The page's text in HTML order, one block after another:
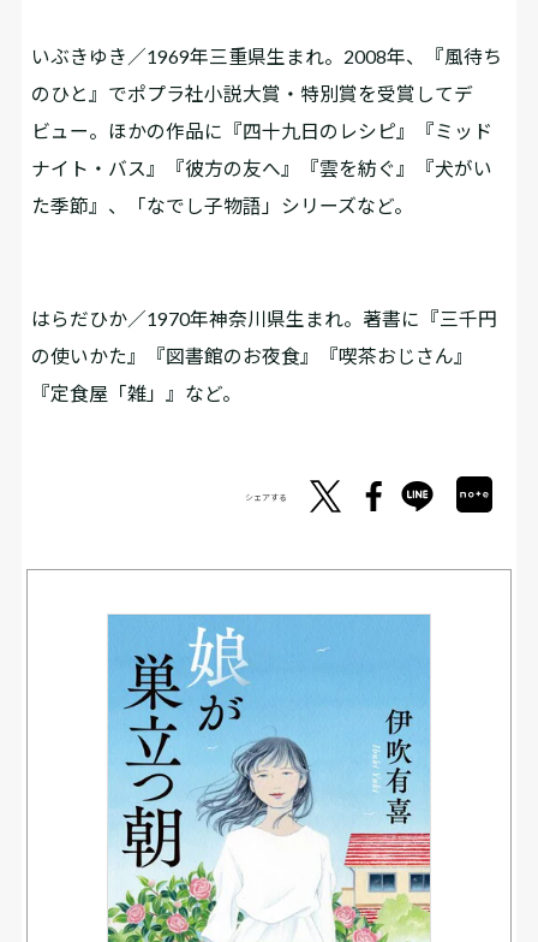
いぶきゆき／1969年三重県生まれ。2008年、『風待ち
のひと』でポプラ社小説大賞・特別賞を受賞してデ
ビュー。ほかの作品に『四十九日のレシピ』『ミッド
ナイト・バス』『彼方の友へ』『雲を紡ぐ』『犬がい
た季節』、「なでし子物語」シリーズなど。
はらだひか／1970年神奈川県生まれ。著書に『三千円
の使いかた』『図書館のお夜食』『喫茶おじさん』
『定食屋「雑」』など。
シェアする